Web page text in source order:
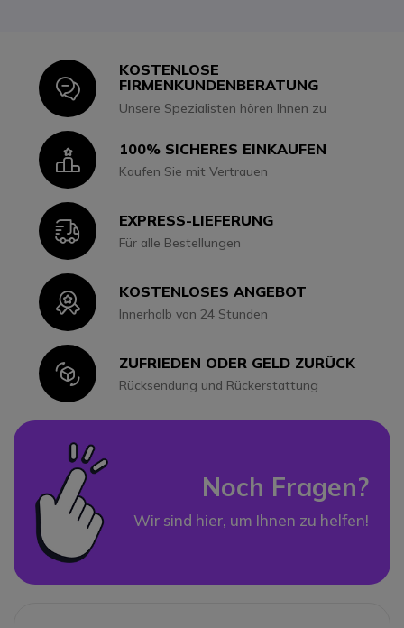
Icon
KOSTENLOSE
FIRMENKUNDENBERATUNG
Unsere Spezialisten hören Ihnen zu
Icon100% SICHERES EINKAUFEN
Kaufen Sie mit Vertrauen
IconEXPRESS-LIEFERUNG
Für alle Bestellungen
IconKOSTENLOSES ANGEBOT
Innerhalb von 24 Stunden
IconZUFRIEDEN ODER GELD ZURÜCK
Rücksendung und Rückerstattung
Noch Fragen?
Wir sind hier, um Ihnen zu helfen!